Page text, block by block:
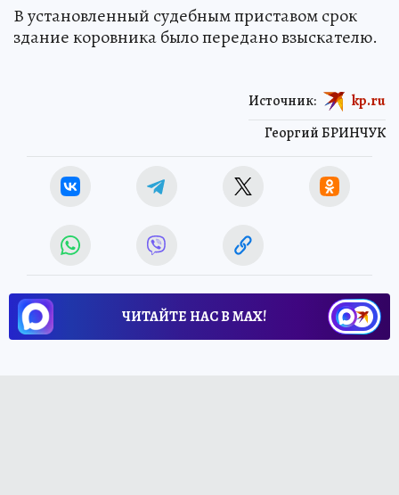
В установленный судебным приставом срок
здание коровника было передано взыскателю.
Георгий БРИНЧУК
Источник: kp.ru
ЧИТАЙТЕ НАС В МАХ!